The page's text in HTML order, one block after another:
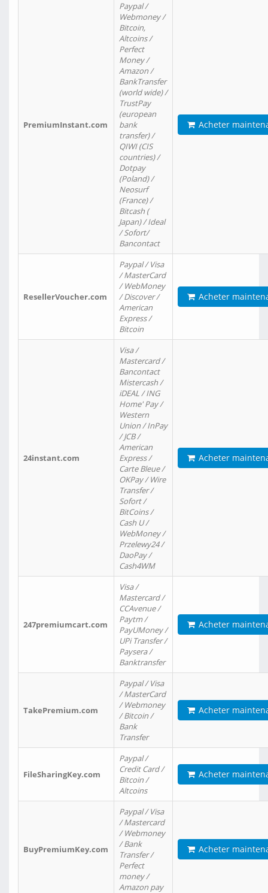
PremiumInstant.com
Paypal /
Webmoney /
Bitcoin,
Altcoins /
Perfect
Money /
Amazon /
BankTransfer
(world wide) /
TrustPay
(european
bank
transfer) /
QIWI (CIS
countries) /
Dotpay
(Poland) /
Neosurf
(France) /
Bitcash (
Japan) / Ideal
/ Sofort/
Bancontact
Acheter
ResellerVoucher.com
Paypal / Visa
/ MasterCard
/ WebMoney
/ Discover /
American
Express /
Bitcoin
Acheter
24instant.com
Visa /
Mastercard /
Bancontact
Mistercash /
iDEAL / ING
Home' Pay /
Western
Union / InPay
/ JCB /
American
Express /
Carte Bleue /
OKPay / Wire
Transfer /
Sofort /
BitCoins /
Cash U /
WebMoney /
Przelewy24 /
DaoPay /
Cash4WM
Acheter
247premiumcart.com
Visa /
Mastercard /
CCAvenue /
Paytm /
PayUMoney /
UPi Transfer /
Paysera /
Banktransfer
Acheter
TakePremium.com
Paypal / Visa
/ MasterCard
/ Webmoney
/ Bitcoin /
Bank
Transfer
Acheter
FileSharingKey.com
Paypal /
Credit Card /
Bitcoin /
Altcoins
Acheter
BuyPremiumKey.com
Paypal / Visa
/ Mastercard
/ Webmoney
/ Bank
Transfer /
Perfect
money /
Amazon pay
Acheter